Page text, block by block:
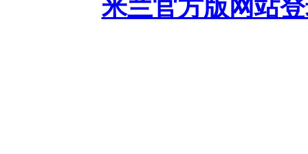
米兰官方版网站